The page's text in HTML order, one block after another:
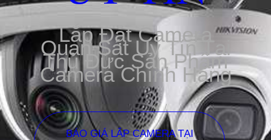
Lắp Đặt Camera
Quan Sát Uy Tín Tại
Thủ Đức Sản Phẩm
Camera Chính Hãng
BÁO GIÁ LẮP CAMERA TẠI